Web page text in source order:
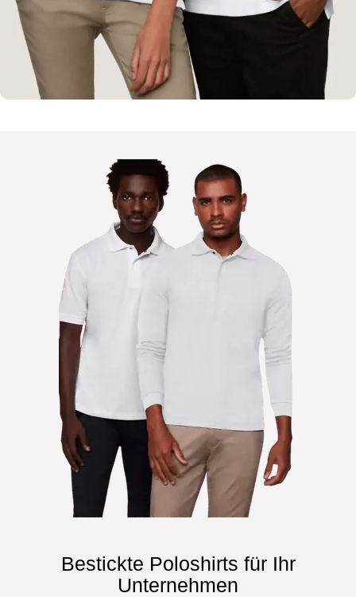
Bestickte Poloshirts für Ihr
Unternehmen